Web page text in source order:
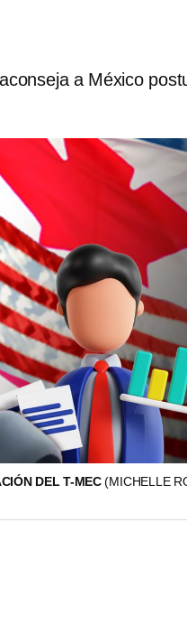
a México
DEL T-MEC(MICHELLE